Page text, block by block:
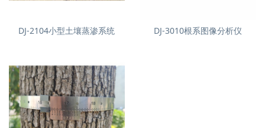
DJ-2104小型土壤蒸渗系统 DJ-3010根系图像分析仪